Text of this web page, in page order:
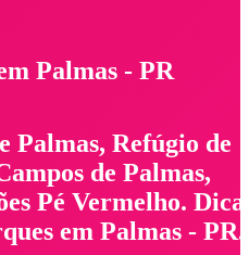
Palmas - PR
Palmas, Refúgio de
de Palmas,
Pé Vermelho.
em Palmas - PR.